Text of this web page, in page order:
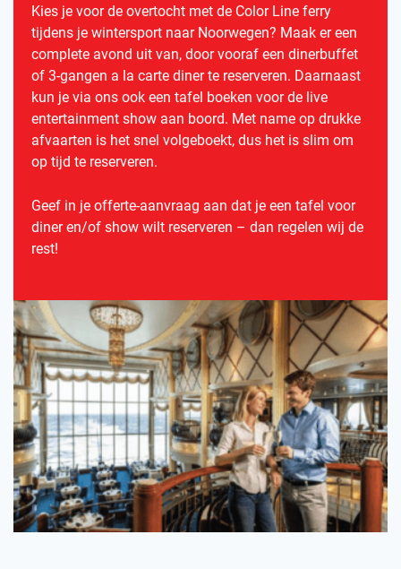
Kies je voor de overtocht met de Color Line ferry
tijdens je wintersport naar Noorwegen? Maak er een
complete avond uit van, door vooraf een dinerbuffet
of 3-gangen a la carte diner te reserveren. Daarnaast
kun je via ons ook een tafel boeken voor de live
entertainment show aan boord. Met name op drukke
afvaarten is het snel volgeboekt, dus het is slim om
op tijd te reserveren.
Geef in je offerte-aanvraag aan dat je een tafel voor
diner en/of show wilt reserveren – dan regelen wij de
rest!